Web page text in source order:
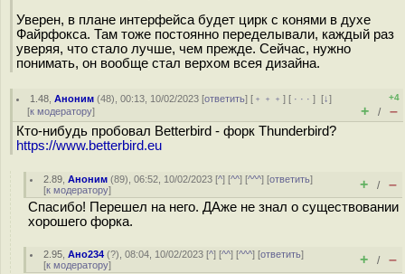
Уверен, в плане интерфейса будет цирк с конями в духе
Файрфокса. Там тоже постоянно переделывали, каждый раз
уверяя, что стало лучше, чем прежде. Сейчас, нужно
понимать, он вообще стал верхом всея дизайна.
1.48 ,Аноним (48), 00:13, 10/02/2023 [ответить] [ ﹢﹢﹢] [ · · ·][↓]
[к модератору]
+4
+ / –
Кто-нибудь пробовал Betterbird - форк Thunderbird?
https://www.betterbird.eu
2.89 ,Аноним (89), 06:52, 10/02/2023 [^] [^^] [^^^] [ответить]
[к модератору] + / –
Спасибо! Перешел на него. ДАже не знал о существовании
хорошего форка.
2.95 ,Ано234 (?), 08:04, 10/02/2023 [^] [^^] [^^^] [ответить]
[к модератору] + / –